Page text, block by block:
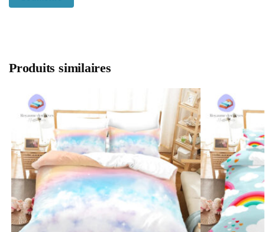
Produits similaires